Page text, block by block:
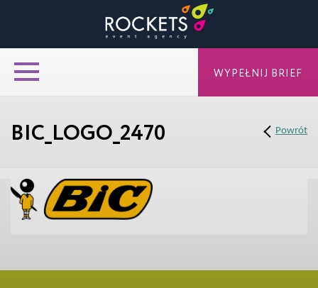
BIC_LOGO_2470 Powrót
WYPEŁNIJ BRIEF